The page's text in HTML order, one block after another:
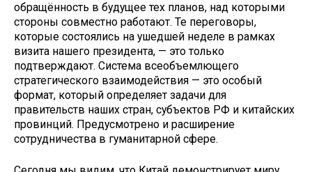
обращённость в будущее тех планов, над которыми
стороны совместно работают. Те переговоры,
которые состоялись на ушедшей неделе в рамках
визита нашего президента, — это только
подтверждают. Система всеобъемлющего
стратегического взаимодействия — это особый
формат, который определяет задачи для
правительств наших стран, субъектов РФ и китайских
провинций. Предусмотрено и расширение
сотрудничества в гуманитарной сфере.